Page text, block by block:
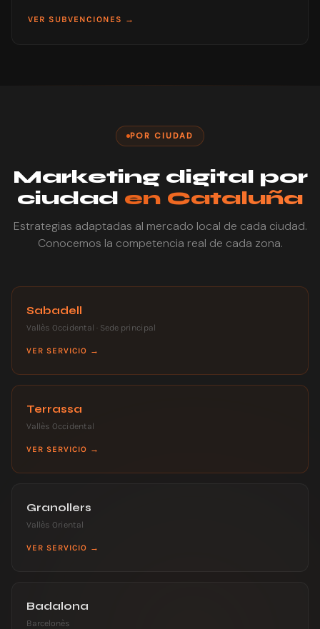
VER SUBVENCIONES →
POR CIUDAD
Marketing digital por
ciudad en Cataluña
Estrategias adaptadas al mercado local de cada ciudad.
Conocemos la competencia real de cada zona.
Sabadell
Vallès Occidental · Sede principal
VER SERVICIO →
Terrassa
Vallès Occidental
VER SERVICIO →
Granollers
Vallès Oriental
VER SERVICIO →
Badalona
Barcelonès